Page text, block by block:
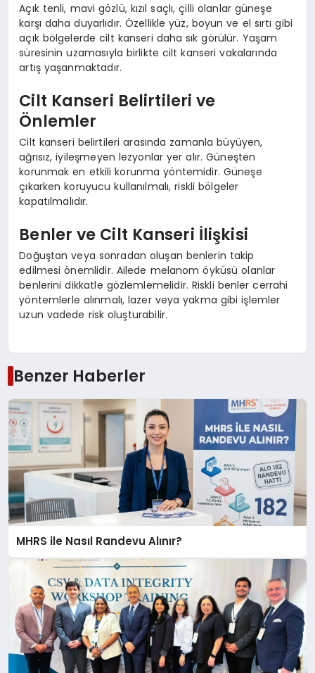
Açık tenli, mavi gözlü, kızıl saçlı, çilli olanlar güneşe
karşı daha duyarlıdır. Özellikle yüz, boyun ve el sırtı gibi
açık bölgelerde cilt kanseri daha sık görülür. Yaşam
süresinin uzamasıyla birlikte cilt kanseri vakalarında
artış yaşanmaktadır.
Cilt Kanseri Belirtileri ve
Önlemler
Cilt kanseri belirtileri arasında zamanla büyüyen,
ağrısız, iyileşmeyen lezyonlar yer alır. Güneşten
korunmak en etkili korunma yöntemidir. Güneşe
çıkarken koruyucu kullanılmalı, riskli bölgeler
kapatılmalıdır.
Benler ve Cilt Kanseri İlişkisi
Doğuştan veya sonradan oluşan benlerin takip
edilmesi önemlidir. Ailede melanom öyküsü olanlar
benlerini dikkatle gözlemlemelidir. Riskli benler cerrahi
yöntemlerle alınmalı, lazer veya yakma gibi işlemler
uzun vadede risk oluşturabilir.
Benzer Haberler
MHRS ile Nasıl Randevu Alınır?